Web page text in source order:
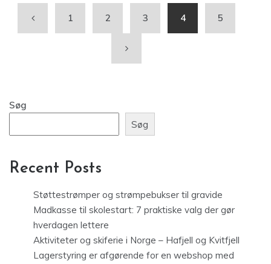
1 2 3 4 5
Søg
Søg
Recent Posts
Støttestrømper og strømpebukser til gravide
Madkasse til skolestart: 7 praktiske valg der gør
hverdagen lettere
Aktiviteter og skiferie i Norge – Hafjell og Kvitfjell
Lagerstyring er afgørende for en webshop med